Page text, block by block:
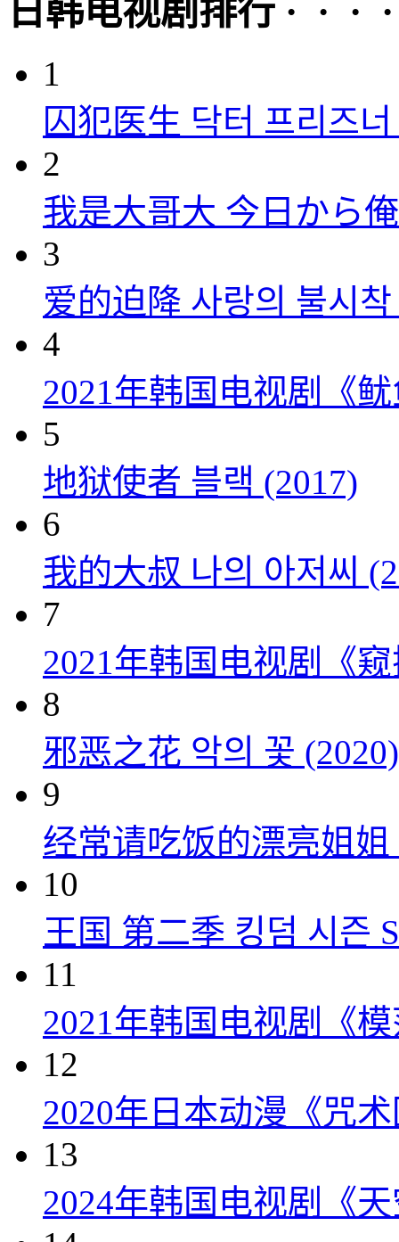
日韩电视剧排行 · · ·
1
囚犯医生 닥터 프리즈
2
我是大哥大 今日から
3
爱的迫降 사랑의 불시
4
2021年韩国电视剧《
5
地狱使者 블랙 (2017)
6
我的大叔 나의 아저씨
7
2021年韩国电视剧《
8
邪恶之花 악의 꽃 (2020)
9
经常请吃饭的漂亮姐姐
10
王国 第二季 킹덤 시즌
11
2021年韩国电视剧《
12
2020年日本动漫《咒
13
2024年韩国电视剧《